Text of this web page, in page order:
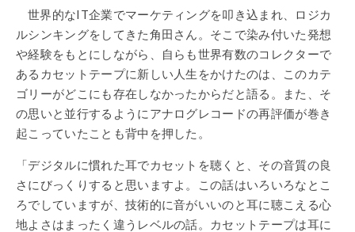
世界的なIT企業でマーケティングを叩き込まれ、ロジカ
ルシンキングをしてきた角田さん。そこで染み付いた発想
や経験をもとにしながら、自らも世界有数のコレクターで
あるカセットテープに新しい人生をかけたのは、このカテ
ゴリーがどこにも存在しなかったからだと語る。また、そ
の思いと並行するようにアナログレコードの再評価が巻き
起こっていたことも背中を押した。
「デジタルに慣れた耳でカセットを聴くと、その音質の良
さにびっくりすると思いますよ。この話はいろいろなとこ
ろでしていますが、技術的に音がいいのと耳に聴こえる心
地よさはまったく違うレベルの話。カセットテープは耳に